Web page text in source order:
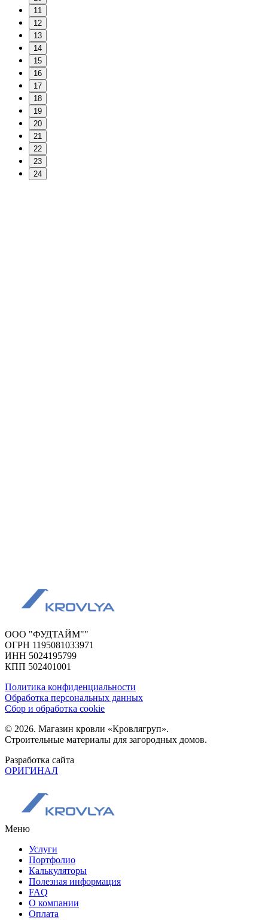
11
12
13
14
15
16
17
18
19
20
21
22
23
24
ООО "ФУДТАЙМ""
ОГРН 1195081033971
ИНН 5024195799
КПП 502401001
Политика конфиденциальности
Обработка персональных данных
Сбор и обработка cookie
© 2026. Магазин кровли «Кровлягруп».
Строительные материалы для загородных домов.
Разработка сайта
ОРИГИНАЛ
Меню
Услуги
Портфолио
Калькуляторы
Полезная информация
FAQ
О компании
Оплата